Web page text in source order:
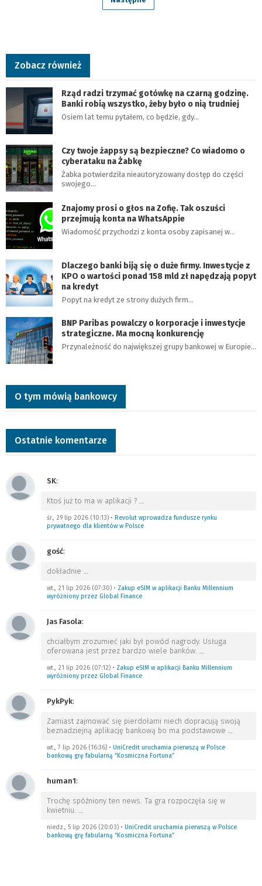
Zobacz również
Rząd radzi trzymać gotówkę na czarną godzinę.
Banki robią wszystko, żeby było o nią trudniej
Osiem lat temu pytałem, co będzie, gdy…
Czy twoje żappsy są bezpieczne? Co wiadomo o
cyberataku na Żabkę
Żabka potwierdziła nieautoryzowany dostęp do części
swojego…
Znajomy prosi o głos na Zofię. Tak oszuści
przejmują konta na WhatsAppie
Wiadomość przychodzi z konta osoby zapisanej w…
Dlaczego banki biją się o duże firmy. Inwestycje z
KPO o wartości ponad 158 mld zł napędzają popyt
na kredyt
Popyt na kredyt ze strony dużych firm…
BNP Paribas powalczy o korporacje i inwestycje
strategiczne. Ma mocną konkurencję
Przynależność do największej grupy bankowej w Europie…
O tym mówią bankowcy
Ostatnie komentarze
SK:
Ktoś już to ma w aplikacji ? …
śr., 29 lip 2026 (10:13) • Revolut wprowadza fundusze rynku
prywatnego dla klientów w Polsce
gość:
dokładnie …
wt., 21 lip 2026 (07:30) • Zakup eSIM w aplikacji Banku Millennium
wyróżniony przez Global Finance
Jas Fasola:
chciałbym zrozumieć jaki był powód nagrody. Usługa
oferowana jest przez bardzo wiele banków. …
wt., 21 lip 2026 (07:12) • Zakup eSIM w aplikacji Banku Millennium
wyróżniony przez Global Finance
PykPyk:
Zamiast zajmować się pierdołami niech dopracują swoją
beznadziejną aplikację bankową bo ma podstawowe …
wt., 7 lip 2026 (16:36) • UniCredit uruchamia pierwszą w Polsce
bankową grę fabularną “Kosmiczna Fortuna”
human1:
Trochę spóźniony ten news. Ta gra rozpoczęła się w
kwietniu. …
niedz., 5 lip 2026 (20:03) • UniCredit uruchamia pierwszą w Polsce
bankową grę fabularną “Kosmiczna Fortuna”